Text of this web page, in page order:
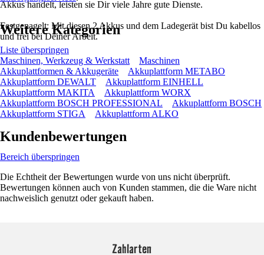
Akkus handelt, leisten sie Dir viele Jahre gute Dienste.
Festgenagelt: Mit diesen 2 Akkus und dem Ladegerät bist Du kabellos
und frei bei Deiner Arbeit.
Weitere Kategorien
Liste überspringen
Maschinen, Werkzeug & Werkstatt
Maschinen
Akkuplattformen & Akkugeräte
Akkuplattform METABO
Akkuplattform DEWALT
Akkuplattform EINHELL
Akkuplattform MAKITA
Akkuplattform WORX
Akkuplattform BOSCH PROFESSIONAL
Akkuplattform BOSCH
Akkuplattform STIGA
Akkuplattform ALKO
Kundenbewertungen
Bereich überspringen
Die Echtheit der Bewertungen wurde von uns nicht überprüft.
Bewertungen können auch von Kunden stammen, die die Ware nicht
nachweislich genutzt oder gekauft haben.
Zahlarten